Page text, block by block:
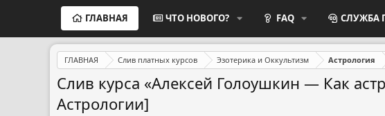
ГЛАВНАЯ ЧТО НОВОГО? FAQ СЛУЖБА
ГЛАВНАЯ Слив платных курсов Эзотерика и Оккультизм Астрология
Слив курса «Алексей Голоушкин ― Как
Астрологии]